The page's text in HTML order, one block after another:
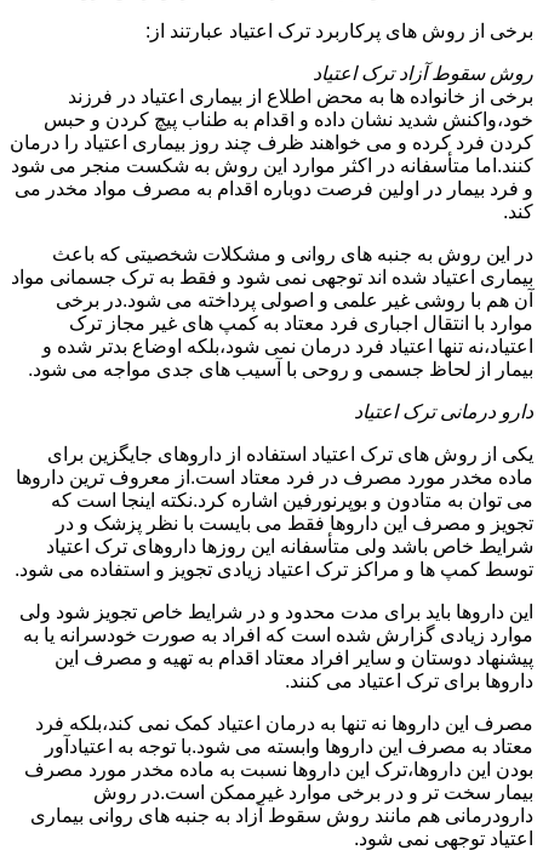
برخی از روش های پرکاربرد ترک اعتیاد عبارتند از:
روش سقوط آزاد ترک اعتیاد
برخی از خانواده ها به محض اطلاع از بیماری اعتیاد در فرزند
خود،واکنش شدید نشان داده و اقدام به طناب پیچ کردن و حبس
کردن فرد کرده و می خواهند ظرف چند روز بیماری اعتیاد را درمان
کنند.اما متأسفانه در اکثر موارد این روش به شکست منجر می شود
و فرد بیمار در اولین فرصت دوباره اقدام به مصرف مواد مخدر می
کند.
در این روش به جنبه های روانی و مشکلات شخصیتی که باعث
بیماری اعتیاد شده اند توجهی نمی شود و فقط به ترک جسمانی مواد
آن هم با روشی غیر علمی و اصولی پرداخته می شود.در برخی
موارد با انتقال اجباری فرد معتاد به کمپ های غیر مجاز ترک
اعتیاد،نه تنها اعتیاد فرد درمان نمی شود،بلکه اوضاع بدتر شده و
بیمار از لحاظ جسمی و روحی با آسیب های جدی مواجه می شود.
دارو درمانی ترک اعتیاد
یکی از روش های ترک اعتیاد استفاده از داروهای جایگزین برای
ماده مخدر مورد مصرف در فرد معتاد است.از معروف ترین داروها
می توان به متادون و بوپرنورفین اشاره کرد.نکته اینجا است که
تجویز و مصرف این داروها فقط می بایست با نظر پزشک و در
شرایط خاص باشد ولی متأسفانه این روزها داروهای ترک اعتیاد
توسط کمپ ها و مراکز ترک اعتیاد زیادی تجویز و استفاده می شود.
این داروها باید برای مدت محدود و در شرایط خاص تجویز شود ولی
موارد زیادی گزارش شده است که افراد به صورت خودسرانه یا به
پیشنهاد دوستان و سایر افراد معتاد اقدام به تهیه و مصرف این
داروها برای ترک اعتیاد می کنند.
مصرف این داروها نه تنها به درمان اعتیاد کمک نمی کند،بلکه فرد
معتاد به مصرف این داروها وابسته می شود.با توجه به اعتیادآور
بودن این داروها،ترک این داروها نسبت به ماده مخدر مورد مصرف
بیمار سخت تر و در برخی موارد غیرممکن است.در روش
دارودرمانی هم مانند روش سقوط آزاد به جنبه های روانی بیماری
اعتیاد توجهی نمی شود.